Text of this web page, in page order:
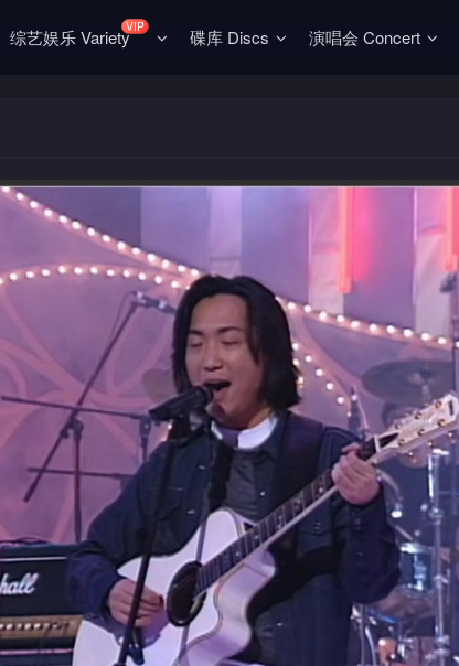
综艺娱乐 VarietyVIP 碟库 Discs 演唱会 Concert